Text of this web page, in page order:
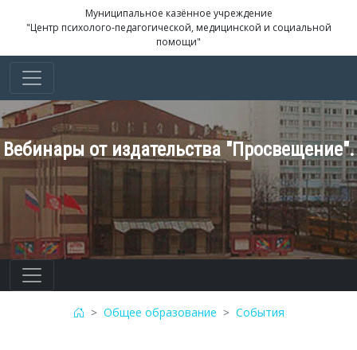
Муниципальное казённое учреждение
"Центр психолого-педагогической, медицинской и социальной
помощи"
Вебинары от издательства "Просвещение".
Общее образование События